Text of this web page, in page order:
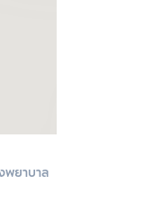
พยาบาล